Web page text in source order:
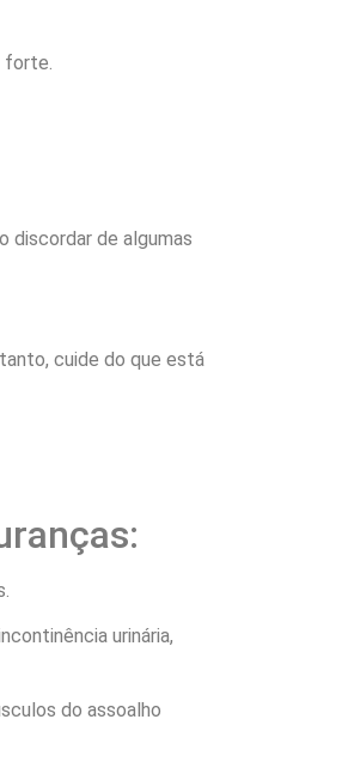
discordar de algumas
cuide do que está
urinária,
do assoalho